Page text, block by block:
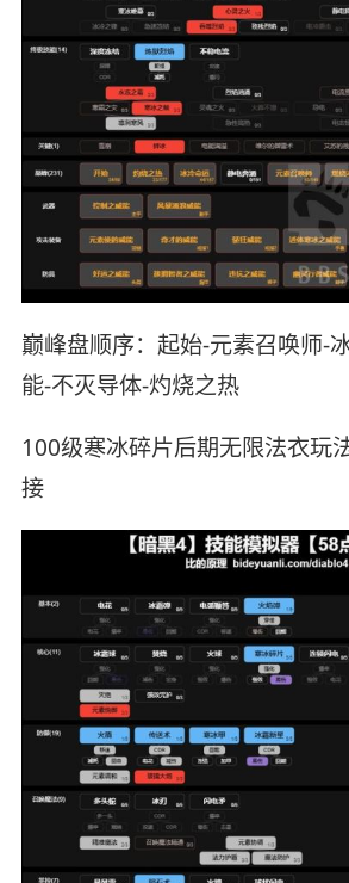
巅峰盘顺序：起始-元素召唤师-
能-不灭导体-灼烧之热
100级寒冰碎片后期无限法衣玩
接